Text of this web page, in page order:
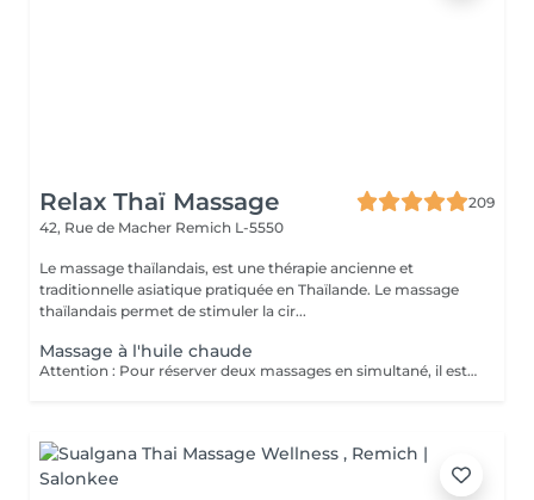
Relax Thaï Massage
209
42, Rue de Macher Remich L-5550
Le massage thaïlandais, est une thérapie ancienne et
traditionnelle asiatique pratiquée en Thaïlande. Le massage
thaïlandais permet de stimuler la cir...
Massage à l'huile chaude
Attention : Pour réserver deux massages en simultané, il est nécessaire de procéder à deux réservations séparées. Ajouter deux services dans une seule réservation entraînera la programmation des rendez-vous l'un après l'autre, et non en même temps. Si besoin, vous pouvez également nous contacter par téléphone au 691 603 983. Merci !